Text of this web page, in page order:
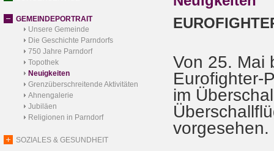
GEMEINDEPORTRAIT
Unsere Gemeinde
Die Geschichte Parndorfs
750 Jahre Parndorf
Topothek
Neuigkeiten
Grenzüberschreitende Aktivitäten
Ahnengalerie
Jubiläen
Religionen in Parndorf
SOZIALES & GESUNDHEIT
Von 25. Mai
Eurofighter-
im
vorgesehen.